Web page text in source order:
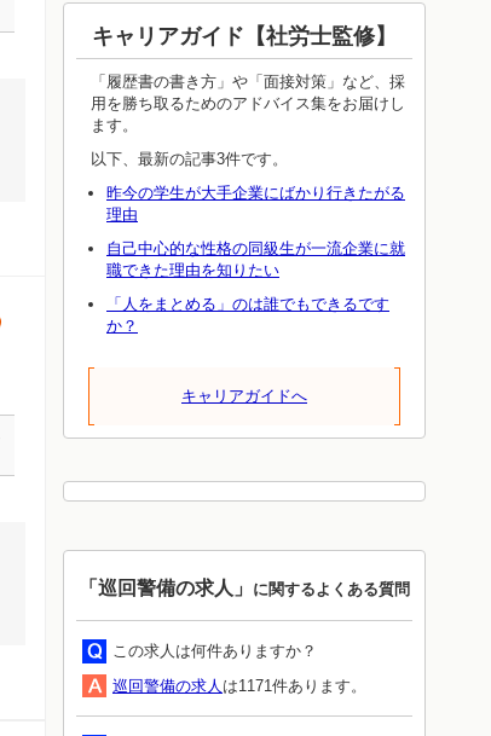
キャリアガイド【社労士監修】
「履歴書の書き方」や「面接対策」など、採
用を勝ち取るためのアドバイス集をお届けし
ます。
以下、最新の記事3件です。
昨今の学生が大手企業にばかり行きたがる
理由
自己中心的な性格の同級生が一流企業に就
職できた理由を知りたい
「人をまとめる」のは誰でもできるです
か？
キャリアガイドへ
「巡回警備の求人」 に関するよくある質問
この求人は何件ありますか？
巡回警備の求人 は1171件あります。